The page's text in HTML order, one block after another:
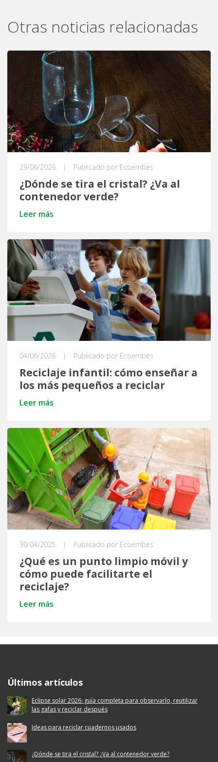
Otras noticias relacionadas
29/06/2026 | Publicado por Ecoembes
¿Dónde se tira el cristal? ¿Va al
contenedor verde?
Leer más
04/06/2026 | Publicado por Ecoembes
Reciclaje infantil: cómo enseñar a
los más pequeños a reciclar
Leer más
30/04/2025 | Publicado por Ecoembes
¿Qué es un punto limpio móvil y
cómo puede facilitarte el
reciclaje?
Leer más
Últimos artículos
Eclipse solar 2026: guía completa para observarlo, reutilizar
las gafas y reciclar después
Ideas para reciclar cuadernos usados
¿Dónde se tira el cristal? ¿Va al contenedor verde?